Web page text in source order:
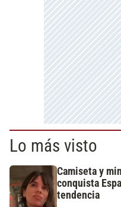
Lo más visto
Camiseta y
conquista
tendencia